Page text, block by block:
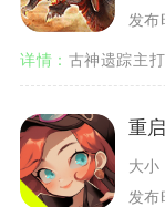
发布
详情： 古神遗踪主打暗黑国
重
大小
发布